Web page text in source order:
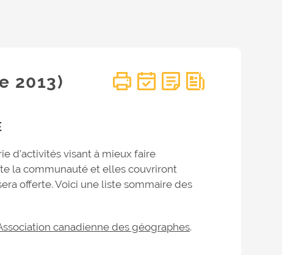
2013)
d’activités visant à mieux faire
la communauté et elles couvriront
offerte. Voici une liste sommaire des
canadienne des géographes.